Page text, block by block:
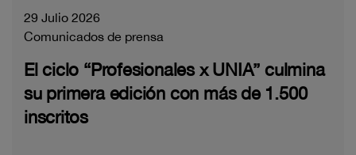
29 Julio 2026
Comunicados de prensa
El ciclo “Profesionales x UNIA” culmina
su primera edición con más de 1.500
inscritos